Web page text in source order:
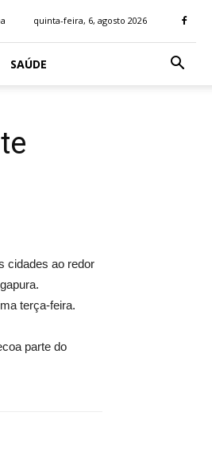
quinta-feira, 6, agosto 2026
SAÚDE
cidades ao redor
terça-feira.
parte do